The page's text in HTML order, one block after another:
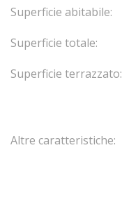
Superficie abitabile:
Superficie totale:
Superficie terrazzato:
Altre caratteristiche: